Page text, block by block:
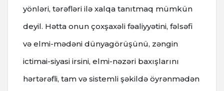
yönləri, tərəfləri ilə xalqa tanıtmaq mümkün
deyil. Hətta onun çoxşaxəli fəaliyyətini, fəlsəfi
və elmi-mədəni dünyagörüşünü, zəngin
ictimai-siyasi irsini, elmi-nəzəri baxışlarını
hərtərəfli, tam və sistemli şəkildə öyrənmədən